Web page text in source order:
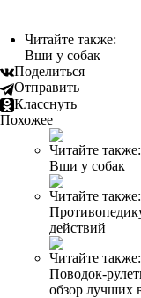
Читайте также:
Вши у собак
Поделиться
Отправить
Класснуть
Похожее
Читайте также:
Вши у собак
Читайте также:
действий
Читайте также:
Поводок-
обзор лучших